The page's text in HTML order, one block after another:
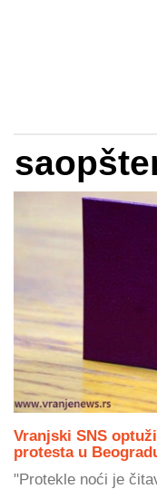
Vranjski SNS
protesta u
"Protekle noći je